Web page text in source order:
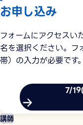
お申し込み
フォームにアクセス
名を選択ください。フ
帯）の入力が必要です。
7/
講師